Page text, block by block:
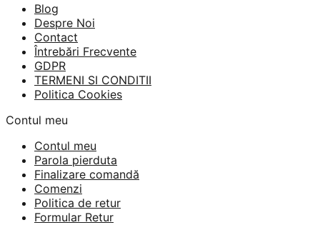
Blog
Despre Noi
Contact
Întrebări Frecvente
GDPR
TERMENI SI CONDITII
Politica Cookies
Contul meu
Contul meu
Parola pierduta
Finalizare comandă
Comenzi
Politica de retur
Formular Retur